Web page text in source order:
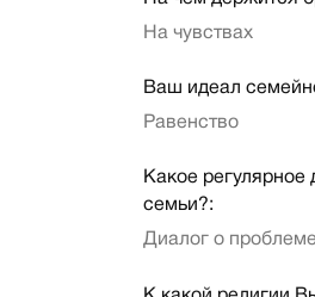
На чувствах
Ваш идеал
Равенство
Какое регулярное
семьи?:
Диалог о проблеме